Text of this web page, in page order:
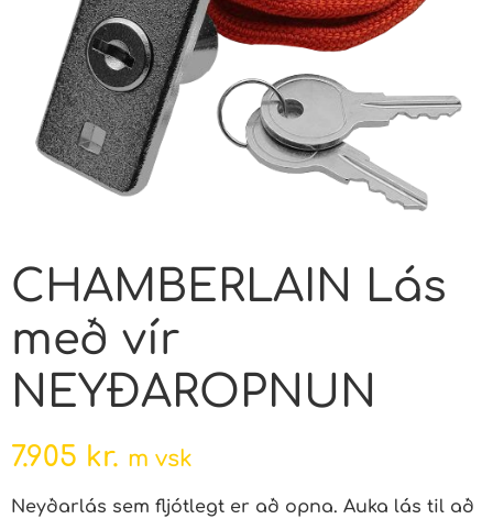
CHAMBERLAIN Lás
með vír
NEYÐAROPNUN
7.905 kr. m vsk
Neyðarlás sem fljótlegt er að opna. Auka lás til að